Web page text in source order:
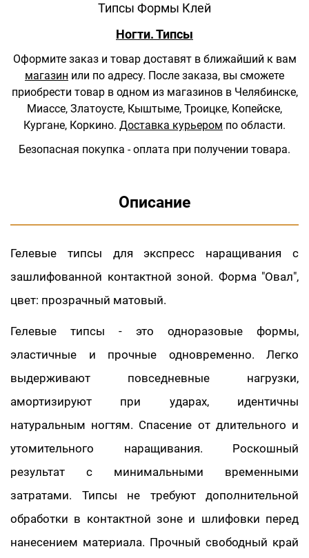
Типсы Формы Клей
Ногти. Типсы
Оформите заказ и товар доставят в ближайший к вам
магазин или по адресу. После заказа, вы сможете
приобрести товар в одном из магазинов в Челябинске,
Миассе, Златоусте, Кыштыме, Троицке, Копейске,
Кургане, Коркино. Доставка курьером по области.
Безопасная покупка - оплата при получении товара.
Описание
Гелевые типсы для экспресс наращивания с
зашлифованной контактной зоной. Форма "Овал",
цвет: прозрачный матовый.
Гелевые типсы - это одноразовые формы,
эластичные и прочные одновременно. Легко
выдерживают повседневные нагрузки,
амортизируют при ударах, идентичны
натуральным ногтям. Спасение от длительного и
утомительного наращивания. Роскошный
результат с минимальными временными
затратами. Типсы не требуют дополнительной
обработки в контактной зоне и шлифовки перед
нанесением материала. Прочный свободный край